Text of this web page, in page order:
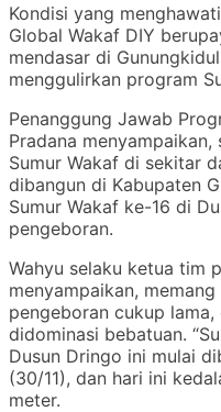
Kondisi yang
Global Wakaf DIY
mendasar di
menggulirkan program
Penanggung Jawab
Pradana
Sumur Wakaf di sekitar
dibangun di Kabupaten
Sumur Wakaf ke-16 di
pengeboran.
Wahyu selaku ketua tim
menyampaikan,
pengeboran cukup
didominasi bebatuan.
Dusun Dringo ini mulai
(30/11), dan hari ini
meter.